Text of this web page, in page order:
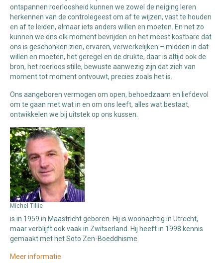
ontspannen roerloosheid kunnen we zowel de neiging leren
herkennen van de controlegeest om af te wijzen, vast te houden
en af te leiden, almaar iets anders willen en moeten. En net zo
kunnen we ons elk moment bevrijden en het meest kostbare dat
ons is geschonken zien, ervaren, verwerkelijken – midden in dat
willen en moeten, het geregel en de drukte, daar is altijd ook de
bron, het roerloos stille, bewuste aanwezig zijn dat zich van
moment tot moment ontvouwt, precies zoals het is.
Ons aangeboren vermogen om open, behoedzaam en liefdevol
om te gaan met wat in en om ons leeft, alles wat bestaat,
ontwikkelen we bij uitstek op ons kussen.
Michel Tillie
is in 1959 in Maastricht geboren. Hij is woonachtig in Utrecht,
maar verblijft ook vaak in Zwitserland. Hij heeft in 1998 kennis
gemaakt met het Soto Zen-Boeddhisme.
Meer informatie